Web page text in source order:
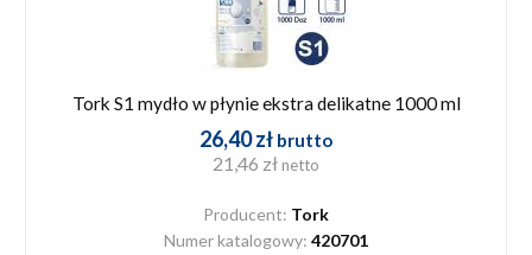
Tork S1 mydło w płynie ekstra delikatne 1000 ml
26,40 zł brutto
21,46 zł netto
Producent: Tork
Numer katalogowy: 420701